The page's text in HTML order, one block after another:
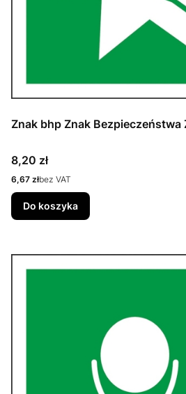
Znak bhp Znak Bezpieczeństwa
Cena
8,20 zł
Cena
6,67 złbez VAT
Do koszyka